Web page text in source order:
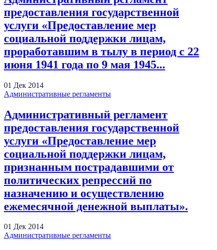
предоставления государственной
услуги «Предоставление мер
социальной поддержки лицам,
проработавшим в тылу в период с 22
июня 1941 года по 9 мая 1945...
01 Дек 2014
Административные регламенты
Административный регламент
предоставления государственной
услуги «Предоставление мер
социальной поддержки лицам,
признанным пострадавшими от
политических репрессий по
назначению и осуществлению
ежемесячной денежной выплаты».
01 Дек 2014
Административные регламенты